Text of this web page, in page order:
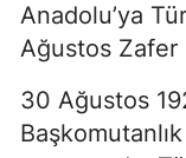
Anadolu’ya
Ağustos Zafer
30 Ağustos